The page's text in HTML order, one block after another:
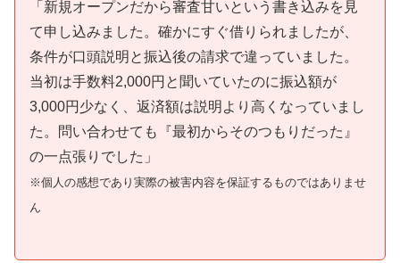
「新規オープンだから審査甘いという書き込みを見
て申し込みました。確かにすぐ借りられましたが、
条件が口頭説明と振込後の請求で違っていました。
当初は手数料2,000円と聞いていたのに振込額が
3,000円少なく、返済額は説明より高くなっていまし
た。問い合わせても『最初からそのつもりだった』
の一点張りでした」
※個人の感想であり実際の被害内容を保証するものではありませ
ん